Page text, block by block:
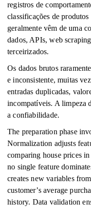
registros de
classificações de
geralmente vêm de uma
dados, APIs, web
terceirizados.
Os dados brutos
e inconsistente, muitas
entradas duplicadas,
incompatíveis. A limpeza
a confiabilidade.
The preparation phase
Normalization adjusts
comparing house prices
no single feature
creates new variables
customer’s average
history. Data validation